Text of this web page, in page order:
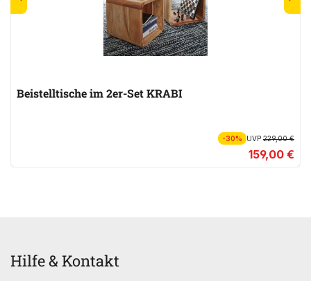
Beistelltische im 2er-Set KRABI
-30% UVP229,00 €
159,00 €
Hilfe & Kontakt